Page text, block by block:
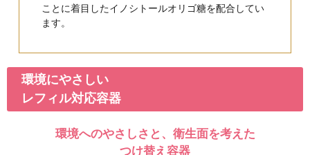
ハリ対策に効果的な
カプセル化し、肌の